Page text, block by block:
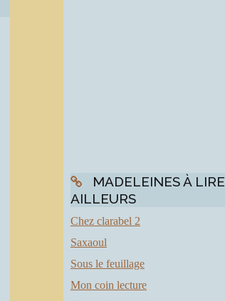
MADELEINES À LIRE
AILLEURS
Chez clarabel 2
Saxaoul
Sous le feuillage
Mon coin lecture